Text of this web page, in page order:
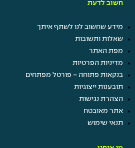
תוספת ימי חופשה באירועים
משפחתיים
חופש ביום הולדת
חברות במועדוני לקוחות
חשוב לדעת
מידע שחשוב לנו לשתף איתך
שאלות ותשובות
מפת האתר
מדיניות הפרטיות
בנקאות פתוחה - פורטל מפתחים
תובענות ייצוגיות
הצהרת נגישות
אתר מאובטח
תנאי שימוש